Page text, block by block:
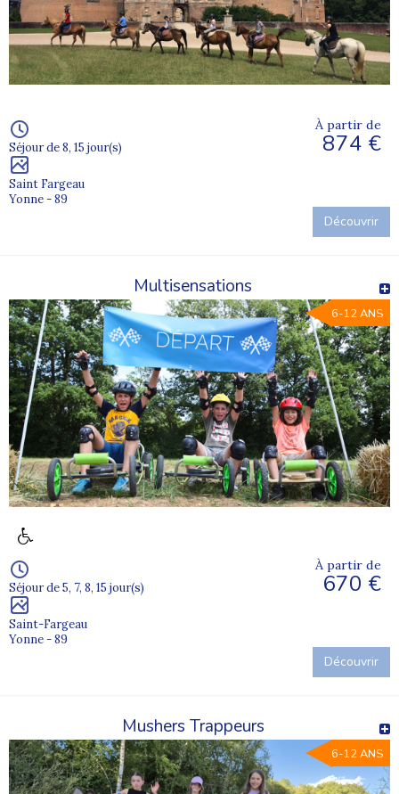
Séjour de 8, 15 jour(s)
Saint Fargeau
Yonne - 89
À partir de
874 €
Découvrir
Multisensations
6-12 ANS
Séjour de 5, 7, 8, 15 jour(s)
Saint-Fargeau
Yonne - 89
À partir de
670 €
Découvrir
Mushers Trappeurs
6-12 ANS